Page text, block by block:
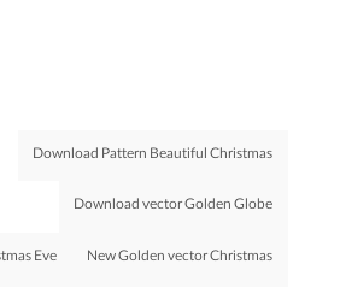
Download Pattern Beautiful Christmas
Download vector Golden Globe
New Golden vector Christmas
Eve